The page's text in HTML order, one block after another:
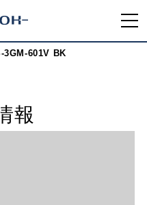
3GM-601V BK
報